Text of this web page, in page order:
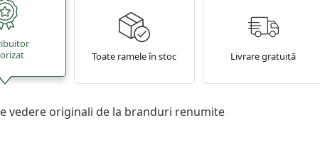
Toate ramele în stoc Livrare gratuită
vedere originali de la branduri renumite